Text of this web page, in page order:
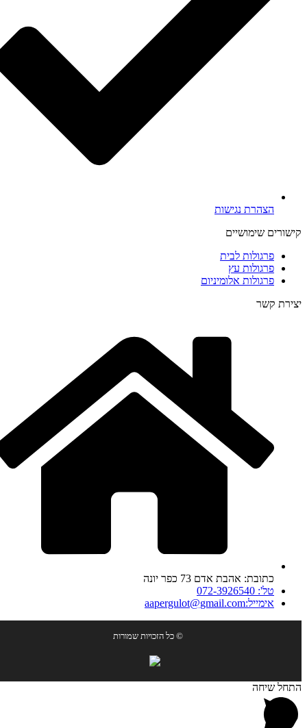
הצהרת נגישות
קישורים שימושיים
פרגולות לבית
פרגולות עץ
פרגולות אלומיניום
יצירת קשר
כתובת: אהבת אדם 73 כפר יונה
טל': 072-3926540
אימייל:aapergulot@gmail.com
© כל הזכויות שמורות
התחל שיחה